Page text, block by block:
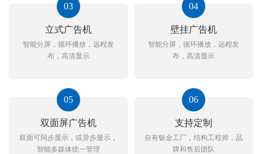
03
立式广告机
智能分屏，循环播放，远程发
布，高清显示
04
壁挂广告机
智能分屏，循环播放，远程发
布，高清显示
05
双面屏广告机
双面可同步显示，或异步显示，
智能多媒体统一管理
06
支持定制
自有钣金工厂，结构工程师，品
牌和售后团队